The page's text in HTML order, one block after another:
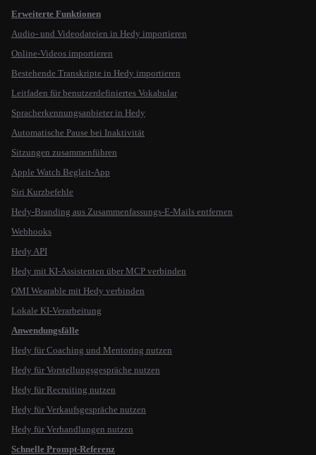
Erweiterte Funktionen
Audio- und Videodateien in Hedy importieren
Online-Videos importieren
Bestehende Transkripte in Hedy importieren
Leitfaden für benutzerdefiniertes Vokabular
Spracherkennungsanbieter in Hedy
Automatische Pause bei Inaktivität
Sitzungen zusammenführen
Apple Watch Begleit-App
Siri Kurzbefehle
Hedy-Branding aus Zusammenfassungs-E-Mails entfernen
Webhooks
Hedy API
Hedy mit KI-Assistenten über MCP verbinden
OMI Wearable mit Hedy verbinden
Lokale KI-Verarbeitung
Anwendungsfälle
Hedy für Coaching und Mentoring nutzen
Hedy für Vorstellungsgespräche nutzen
Hedy für Recruiting nutzen
Hedy für Verkaufsgespräche nutzen
Hedy für Verhandlungen nutzen
Schnelle Prompt-Referenz